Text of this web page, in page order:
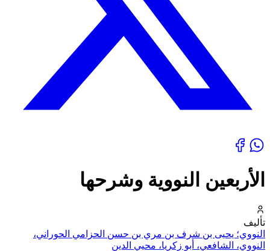
الأربعين النووية وشرحها
تأليف
النووي؛ يحيى بن شرف بن مري بن حسن الحزامي الحوراني،
النووي، الشافعي، أبو زكريا، محيي الدين